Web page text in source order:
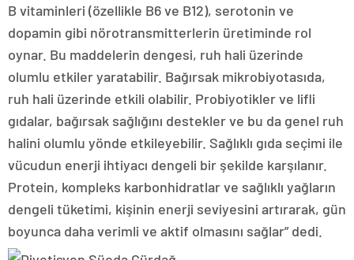
B vitaminleri (özellikle B6 ve B12), serotonin ve
dopamin gibi nörotransmitterlerin üretiminde rol
oynar. Bu maddelerin dengesi, ruh hali üzerinde
olumlu etkiler yaratabilir. Bağırsak mikrobiyotasıda,
ruh hali üzerinde etkili olabilir. Probiyotikler ve lifli
gıdalar, bağırsak sağlığını destekler ve bu da genel ruh
halini olumlu yönde etkileyebilir. Sağlıklı gıda seçimi ile
vücudun enerji ihtiyacı dengeli bir şekilde karşılanır.
Protein, kompleks karbonhidratlar ve sağlıklı yağların
dengeli tüketimi, kişinin enerji seviyesini artırarak, gün
boyunca daha verimli ve aktif olmasını sağlar” dedi.